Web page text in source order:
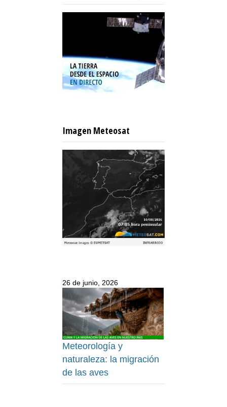
Imagen Meteosat
26 de junio, 2026
Meteorología y
naturaleza: la migración
de las aves